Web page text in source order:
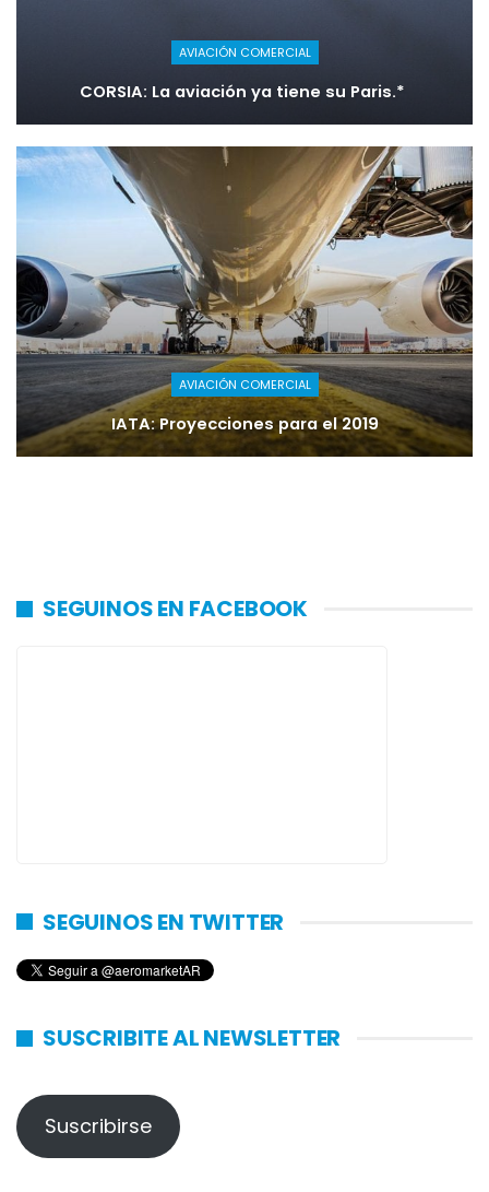
AVIACIÓN COMERCIAL
CORSIA: La aviación ya tiene su Paris.*
AVIACIÓN COMERCIAL
IATA: Proyecciones para el 2019
SEGUINOS EN FACEBOOK
SEGUINOS EN TWITTER
SUSCRIBITE AL NEWSLETTER
Suscribirse